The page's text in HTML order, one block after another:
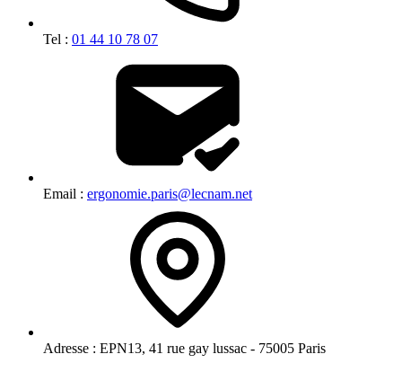
Tel : 01 44 10 78 07
Email : ergonomie.paris@lecnam.net
Adresse : EPN13, 41 rue gay lussac - 75005 Paris